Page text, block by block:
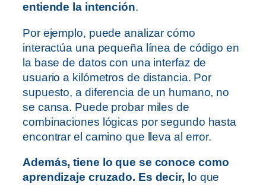
entiende la intención.
Por ejemplo, puede analizar cómo
interactúa una pequeña línea de código en
la base de datos con una interfaz de
usuario a kilómetros de distancia. Por
supuesto, a diferencia de un humano, no
se cansa. Puede probar miles de
combinaciones lógicas por segundo hasta
encontrar el camino que lleva al error.
Además, tiene lo que se conoce como
aprendizaje cruzado. Es decir, l o que